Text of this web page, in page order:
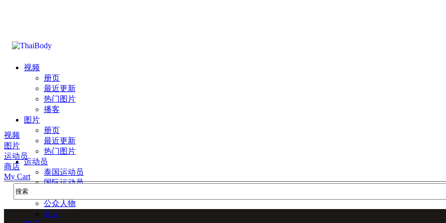
视频
册页
最近更新
热门图片
播客
图片
册页
最近更新
热门图片
运动员
泰国运动员
国际运动员
公众人物
名人
视频
图片
运动员
商店
My Cart